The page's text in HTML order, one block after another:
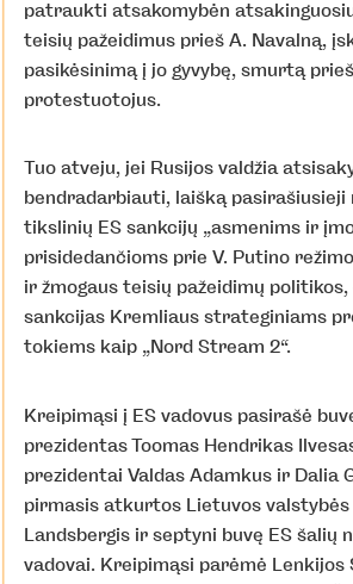
patraukti atsakomybėn
teisių pažeidimus prieš A. Navalną,
pasikėsinimą į jo gyvybę, smurtą
protestuotojus.
Tuo atveju, jei Rusijos valdžia
bendradarbiauti, laišką pasirašiusieji
tikslinių ES sankcijų „asmenims ir
prisidedančioms prie V. Putino
ir žmogaus teisių pažeidimų
sankcijas Kremliaus strateginiams
tokiems kaip „Nord Stream 2“.
Kreipimąsi į ES vadovus pasirašė
prezidentas Toomas Hendrikas
prezidentai Valdas Adamkus ir Dalia
pirmasis atkurtos Lietuvos valstybės
Landsbergis ir septyni buvę ES šalių
vadovai. Kreipimąsi parėmė Lenkijos